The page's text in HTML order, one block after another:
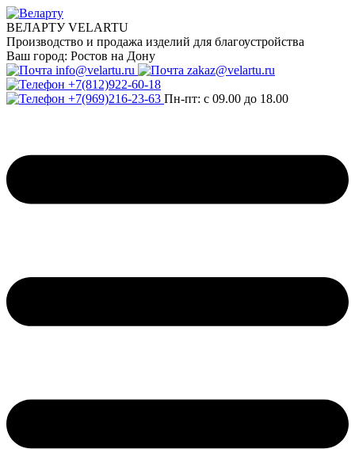
ВЕЛАРТУ VELARTU
Производство и продажа изделий для благоустройства
Ваш город: Ростов на Дону
info@velartu.ru
zakaz@velartu.ru
+7(812)922-60-18
+7(969)216-23-63 Пн-пт: с 09.00 до 18.00